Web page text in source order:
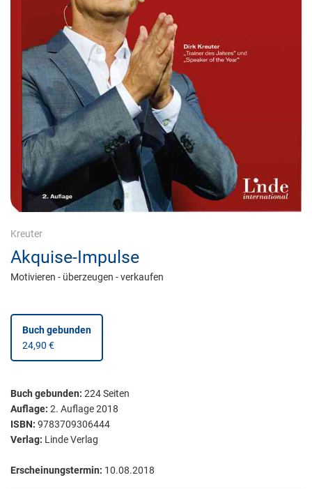
Kreuter
Akquise-Impulse
Motivieren - überzeugen - verkaufen
Buch gebunden
24,90 €
Buch gebunden: 224Seiten
Auflage: 2. Auflage 2018
ISBN: 9783709306444
Verlag: Linde Verlag
Erscheinungstermin: 10.08.2018